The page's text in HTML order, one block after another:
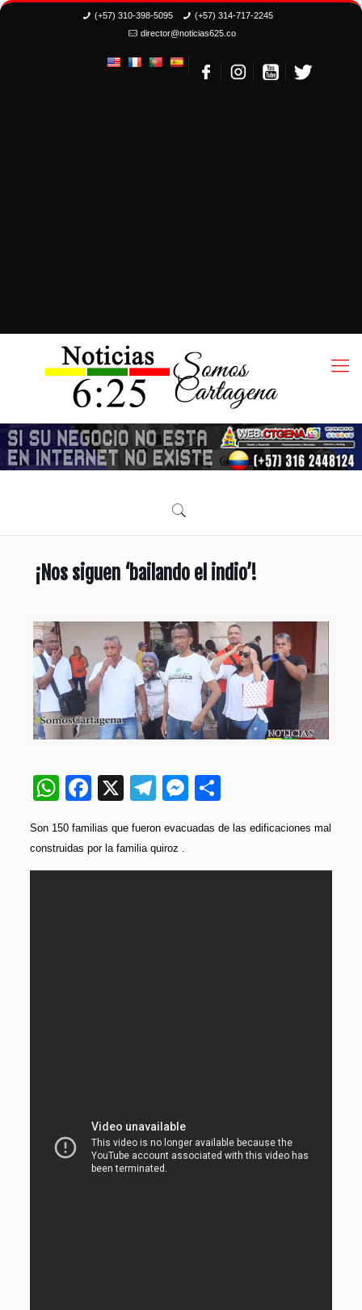
(+57) 310-398-5095
(+57) 314-717-2245
director@noticias625.co
¡Nos siguen ‘bailando el indio’!
WhatsApp
Facebook
X Telegram
Messenger
Son 150 familias que fueron evacuadas de las edificaciones mal
construidas por la familia quiroz .